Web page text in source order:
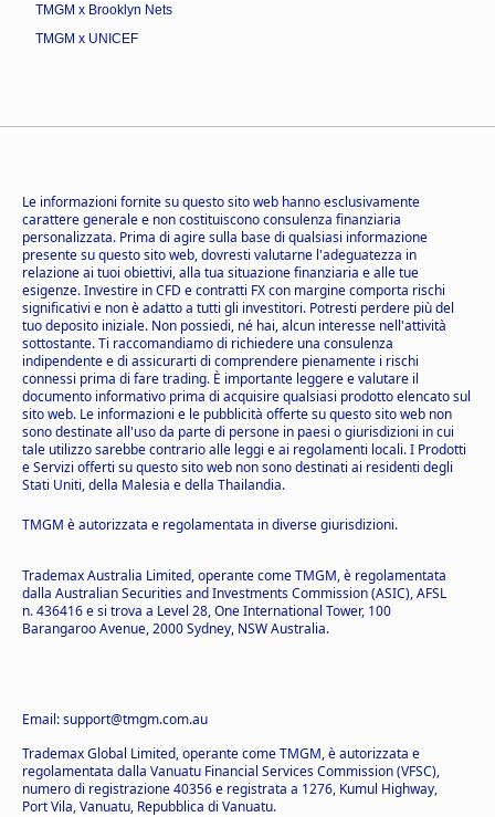
TMGM x Brooklyn Nets
TMGM x UNICEF
Le informazioni fornite su questo sito web hanno esclusivamente
carattere generale e non costituiscono consulenza finanziaria
personalizzata. Prima di agire sulla base di qualsiasi informazione
presente su questo sito web, dovresti valutarne l'adeguatezza in
relazione ai tuoi obiettivi, alla tua situazione finanziaria e alle tue
esigenze. Investire in CFD e contratti FX con margine comporta rischi
significativi e non è adatto a tutti gli investitori. Potresti perdere più del
tuo deposito iniziale. Non possiedi, né hai, alcun interesse nell'attività
sottostante. Ti raccomandiamo di richiedere una consulenza
indipendente e di assicurarti di comprendere pienamente i rischi
connessi prima di fare trading. È importante leggere e valutare il
documento informativo prima di acquisire qualsiasi prodotto elencato sul
sito web. Le informazioni e le pubblicità offerte su questo sito web non
sono destinate all'uso da parte di persone in paesi o giurisdizioni in cui
tale utilizzo sarebbe contrario alle leggi e ai regolamenti locali. I Prodotti
e Servizi offerti su questo sito web non sono destinati ai residenti degli
Stati Uniti, della Malesia e della Thailandia.
TMGM è autorizzata e regolamentata in diverse giurisdizioni.
Trademax Australia Limited, operante come TMGM, è regolamentata
dalla Australian Securities and Investments Commission (ASIC), AFSL
n. 436416 e si trova a Level 28, One International Tower, 100
Barangaroo Avenue, 2000 Sydney, NSW Australia.
Email: support@tmgm.com.au
Trademax Global Limited, operante come TMGM, è autorizzata e
regolamentata dalla Vanuatu Financial Services Commission (VFSC),
numero di registrazione 40356 e registrata a 1276, Kumul Highway,
Port Vila, Vanuatu, Repubblica di Vanuatu.